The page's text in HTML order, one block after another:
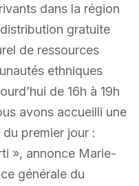
dans la région
gratuite
de ressources
ethniques
de 16h à 19h
avons accueilli une
premier jour :
», annonce Marie-
générale du